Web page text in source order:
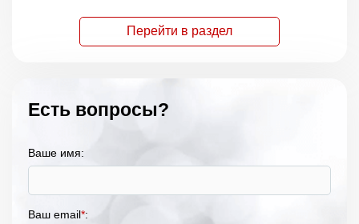
Перейти в раздел
Есть вопросы?
Ваше имя:
Ваш email*: